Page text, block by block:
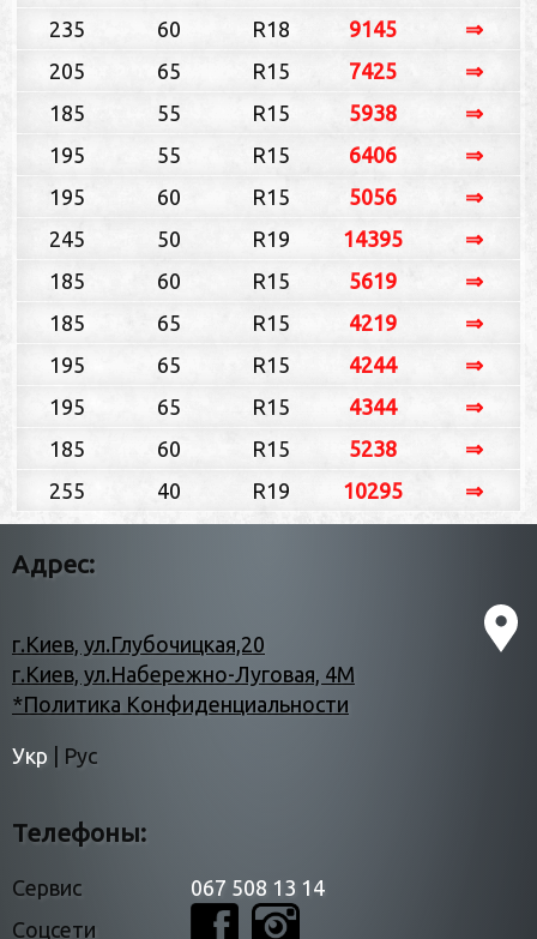
235
60 R18 9145
⇒
205
65 R15 7425
⇒
185
55 R15 5938
⇒
195
55 R15 6406
⇒
195
60 R15 5056
⇒
245
50 R19 14395
⇒
185
60 R15 5619
⇒
185
65 R15 4219
⇒
195
65 R15 4244
⇒
195
65 R15 4344
⇒
185
60 R15 5238
⇒
255
40 R19 10295 ⇒
Адрес:
г.Киев, ул.Глубочицкая,20
г.Киев, ул.Набережно-Луговая, 4М
*Политика Конфиденциальности
Укр Рус
Телефоны:
Сервис
067 508 13 14
Соцсети